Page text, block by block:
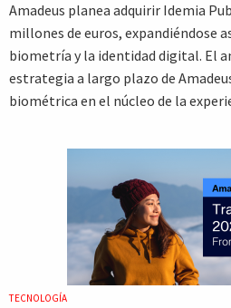
Amadeus planea adquirir Idemia
millones de euros, expandiéndose
biometría y la identidad digital. El
estrategia a largo plazo de
biométrica en el núcleo de la
TECNOLOGÍA